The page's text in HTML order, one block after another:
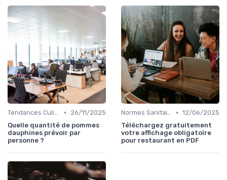
Tendances Culinaire •
26/11/2025
Quelle quantité de pommes
dauphines prévoir par
personne ?
Normes Sanitaires • 12/06/2025
Téléchargez gratuitement
votre affichage obligatoire
pour restaurant en PDF